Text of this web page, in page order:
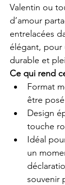
Valentin ou
d’amour
entrelacées
élégant, pour
durable et
Ce qui rend
Format
être
Design
touche
Idéal
un
souvenir